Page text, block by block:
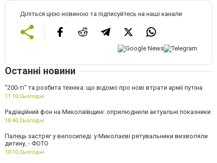
Діліться цією новиною та підписуйтесь на наші канали
Останні новини
"200-ті" та розбита техніка: що відомо про нові втрати армії путіна
11:10,Сьогодні
Радіаційний фон на Миколаївщині: оприлюднили актуальні показники
10:40,Сьогодні
Палець застряг у велосипеді: у Миколаєві рятувальники визволяли
дитину, - ФОТО
10:10,Сьогодні